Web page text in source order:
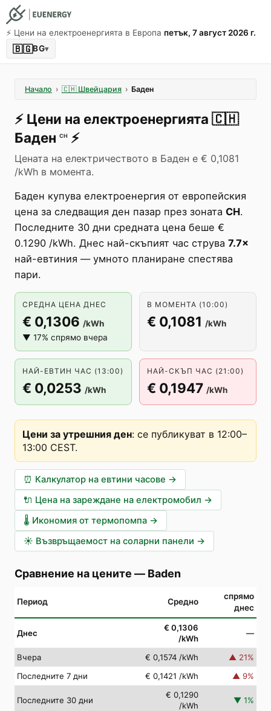
⚡️ Цени на електроенергията в Европа петък, 7 август 2026 г.
🇧🇬BG▾
Начало › 🇨🇭 Швейцария › Баден
⚡️ Цени на електроенергията 🇨🇭
Баден CH ⚡️
Цената на електричеството в Баден е € 0,1081
/kWh в момента.
Баден купува електроенергия от европейския
цена за следващия ден пазар през зоната CH.
Последните 30 дни средната цена беше €
0.1290 /kWh. Днес най-скъпият час струва 7.7×
най-евтиния — умното планиране спестява
пари.
СРЕДНА ЦЕНА ДНЕС
€ 0,1306 /kWh
▼ 17% спрямо вчера
В МОМЕНТА (10:00)
€ 0,1081 /kWh
НАЙ-ЕВТИН ЧАС (13:00)
€ 0,0253 /kWh
НАЙ-СКЪП ЧАС (21:00)
€ 0,1947 /kWh
Цени за утрешния ден: се публикуват в 12:00–
13:00 CEST.
⏰ Калкулатор на евтини часове →
🔌 Цена на зареждане на електромобил →
🌡️ Икономия от термопомпа →
☀️ Възвръщаемост на соларни панели →
Сравнение на цените — Baden
Период Средно
спрямо
днес
Днес
€ 0,1306
/kWh
—
Вчера € 0,1574 /kWh ▲ 21%
Последните 7 дни
€ 0,1421 /kWh ▲ 9%
Последните 30 дни
€ 0,1290
/kWh
▼ 1%